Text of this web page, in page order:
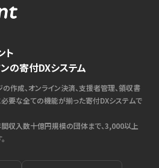
ト
の寄付DXシステム
作成、オンライン決済、支援者管理、領収書
必要な全ての機能が揃った寄付DXシステムで
収入数十億円規模の団体まで、3,000以上